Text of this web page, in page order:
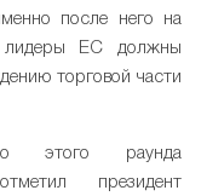
после него на
лидеры ЕС должны
торговой части
этого раунда
президент